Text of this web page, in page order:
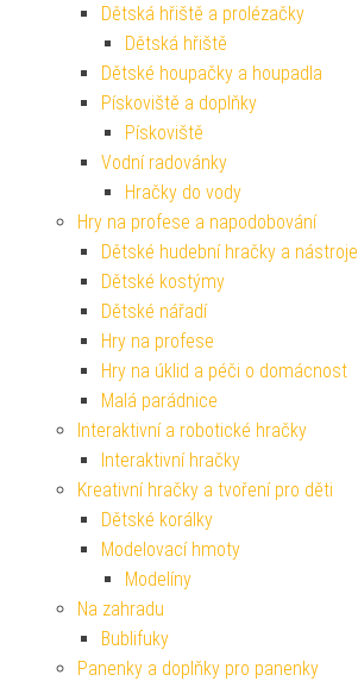
Dětská hřiště a prolézačky
Dětská hřiště
Dětské houpačky a houpadla
Pískoviště a doplňky
Pískoviště
Vodní radovánky
Hračky do vody
Hry na profese a napodobování
Dětské hudební hračky a nástroje
Dětské kostýmy
Dětské nářadí
Hry na profese
Hry na úklid a péči o domácnost
Malá parádnice
Interaktivní a robotické hračky
Interaktivní hračky
Kreativní hračky a tvoření pro děti
Dětské korálky
Modelovací hmoty
Modelíny
Na zahradu
Bublifuky
Panenky a doplňky pro panenky